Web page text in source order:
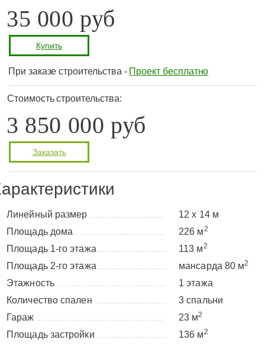
35 000 руб
Купить
При заказе строительства - Проект бесплатно
Стоимость строительства:
3 850 000 руб
Заказать
Линейный размер
12 х 14 м
Площадь дома
226 м2
Площадь 1-го этажа 113 м2
Площадь 2-го этажа мансарда 80 м2
Этажность
1 этажа
Количество спален
3 спальни
Гараж
23 м2
Площадь застройки 136 м2